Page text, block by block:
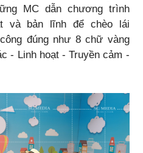
MC dẫn chương trình
và bản lĩnh để chèo lái
đúng như 8 chữ vàng
- Linh hoạt - Truyền cảm -